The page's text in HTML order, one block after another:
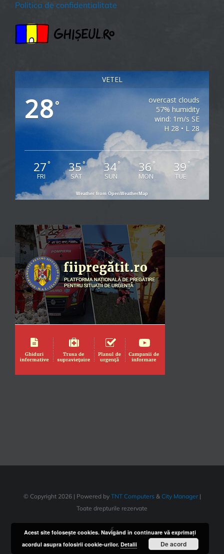
Politica de confidentialitate
VETEL
28°
overcast clouds
57% humidity
wind: 1m/s SE
H 28 • L 28
27°
FRI
35°
SAT
34°
SUN
36 °
MON
39 °
TUE
Weather from OpenWeatherMap
© Copyright 2026 | Powered by TNT Computers& City Manager|
Toate drepturile rezervate
Facebook
Acest site foloseşte cookies. Navigând în continuare vă exprimaţi
acordul asupra folosirii cookie-urilor. Detalii De acord